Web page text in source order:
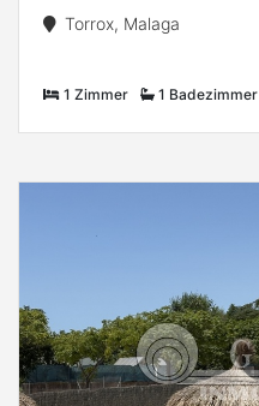
Torrox, Malaga
1 Zimmer 1 Badezimmer